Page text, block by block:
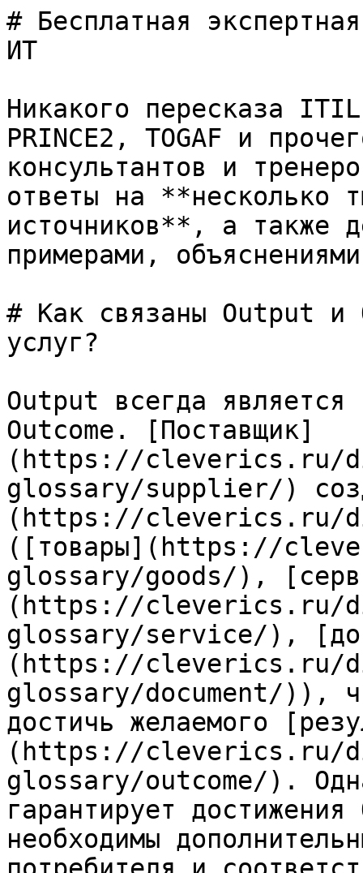
# Бесплатная
ИТ
Никакого пересказа
PRINCE2, TOGAF и
консультантов и
ответы на **несколько
источников**, а также
примерами,
# Как связаны Output и
услуг?
Output всегда является
Outcome. [Поставщик]
(https://cleverics.ru/
glossary/supplier/)
(https://cleverics.ru/
([товары](https://
glossary/goods/),
(https://cleverics.ru/
glossary/service/),
(https://cleverics.ru/
glossary/document/)),
достичь желаемого
(https://cleverics.ru/
glossary/outcome/).
гарантирует
необходимы